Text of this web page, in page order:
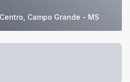
Campo Grande - MS